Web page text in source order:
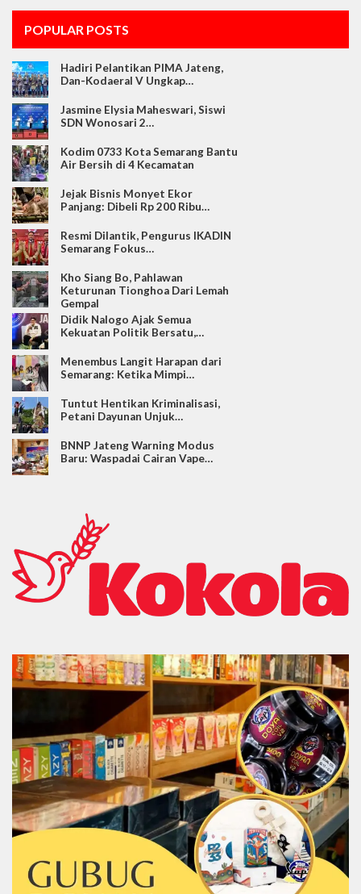
POPULAR POSTS
Hadiri Pelantikan PIMA Jateng,
Dan-Kodaeral V Ungkap…
Jasmine Elysia Maheswari, Siswi
SDN Wonosari 2…
Kodim 0733 Kota Semarang Bantu
Air Bersih di 4 Kecamatan
Jejak Bisnis Monyet Ekor
Panjang: Dibeli Rp 200 Ribu…
Resmi Dilantik, Pengurus IKADIN
Semarang Fokus…
Kho Siang Bo, Pahlawan
Keturunan Tionghoa Dari Lemah
Gempal
Didik Nalogo Ajak Semua
Kekuatan Politik Bersatu,…
Menembus Langit Harapan dari
Semarang: Ketika Mimpi…
Tuntut Hentikan Kriminalisasi,
Petani Dayunan Unjuk…
BNNP Jateng Warning Modus
Baru: Waspadai Cairan Vape…